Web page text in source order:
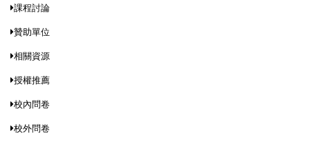
課程討論
贊助單位
相關資源
授權推薦
校內問卷
校外問卷